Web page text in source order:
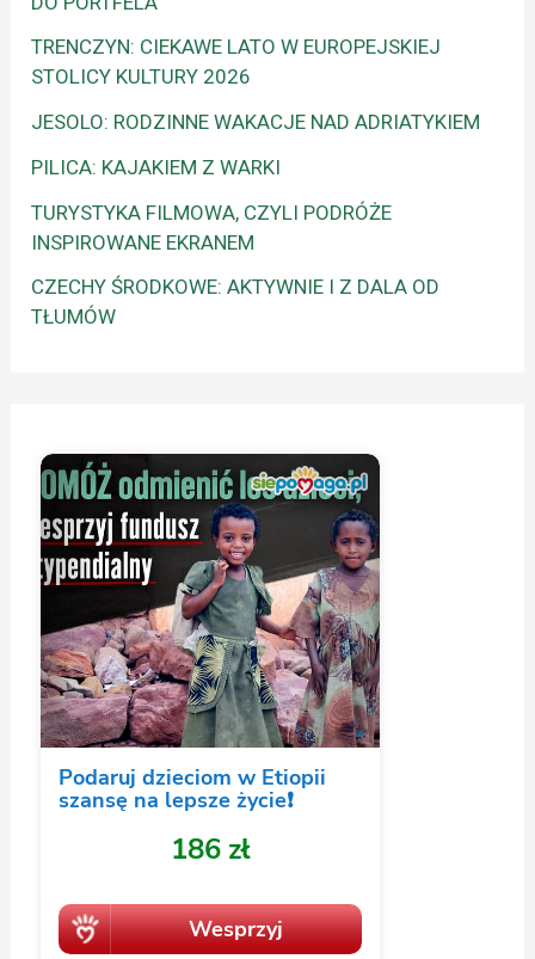
TRENCZYN: CIEKAWE LATO W EUROPEJSKIEJ
STOLICY KULTURY 2026
JESOLO: RODZINNE WAKACJE NAD ADRIATYKIEM
PILICA: KAJAKIEM Z WARKI
TURYSTYKA FILMOWA, CZYLI PODRÓŻE
INSPIROWANE EKRANEM
CZECHY ŚRODKOWE: AKTYWNIE I Z DALA OD
TŁUMÓW